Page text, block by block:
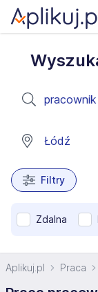
Filtry
Zdalna
Aplikuj.pl Praca